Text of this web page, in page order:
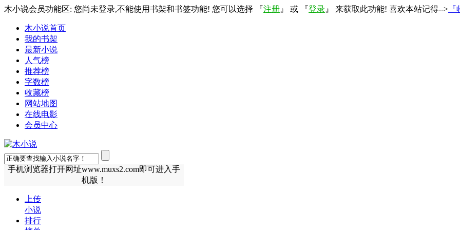
木小说会员功能区: 您尚未登录,不能使用书架和书签功能! 您可以选择 『注册 』 或 『登录 』 来获取此功能! 喜欢本站记得-->
木小说首页
我的书架
最新小说
人气榜
推荐榜
字数榜
收藏榜
网站地图
在线电影
会员中心
手机浏览器打开网址www.muxs2.com即可进入手
机版！
上传
小说
排行